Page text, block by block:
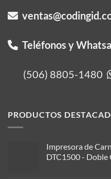
Teléfonos y
(506) 8805-1480
PRODUCTOS
Impresora de
DTC1500 - Doble